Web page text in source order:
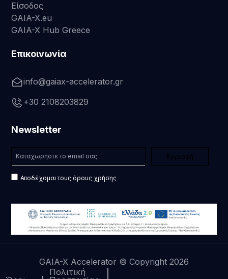
Είσοδος
GAIA-X.eu
GAIA-X Hub Greece
Επικοινωνία
info@gaiax-accelerator.gr
+30 2108203829
Newsletter
Αποδέχομαι τους όρους χρήσης
GAIA-X Accelerator © Copyright 2026
Πολιτική